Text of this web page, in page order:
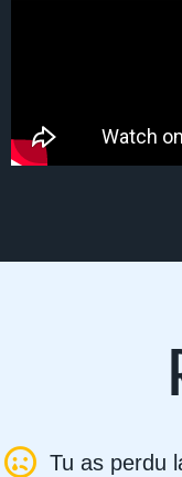
Tu as perdu